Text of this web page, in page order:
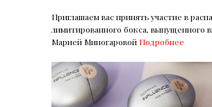
Приглашаем вас принять участие в
лимитированного бокса, выпущенного
Марией Миногаровой Подробнее